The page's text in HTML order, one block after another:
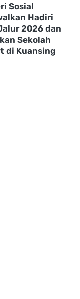
Sosial
Hadiri
2026 dan
Sekolah
di Kuansing